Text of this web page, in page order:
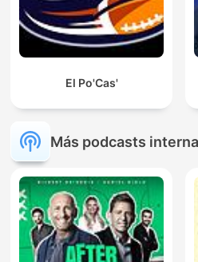
El Po'Cas'
Más podcasts